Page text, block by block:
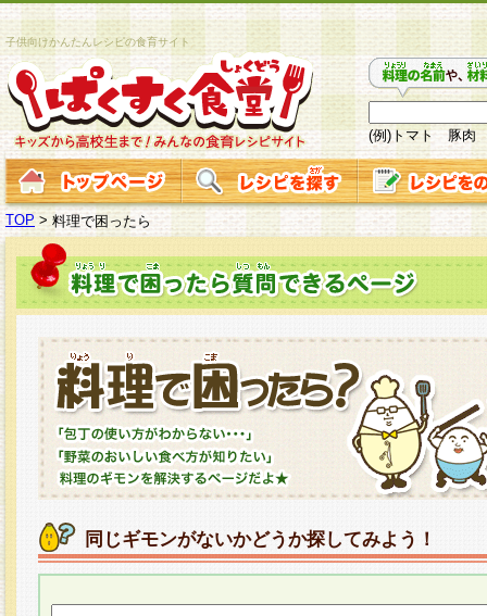
子供向けかんたんレシピの食育サイト
(例)トマト 豚肉
TOP >料理で困ったら
同じギモンがないかどうか探してみよう！